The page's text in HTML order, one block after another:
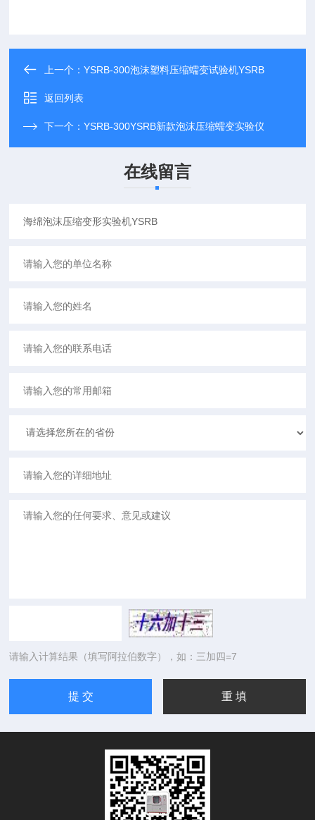
上一个：YSRB-300泡沫塑料压缩蠕变试验机YSRB
返回列表
下一个：YSRB-300YSRB新款泡沫压缩蠕变实验仪
在线留言
请输入计算结果（填写阿拉伯数字），如：三加四=7